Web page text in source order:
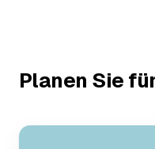
Planen Sie